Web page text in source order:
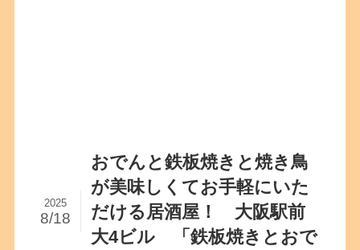
おでんと鉄板焼きと焼き鳥
が美味しくてお手軽にいた
だける居酒屋！ 大阪駅前
大4ビル 「鉄板焼きとおで
2025
8/18